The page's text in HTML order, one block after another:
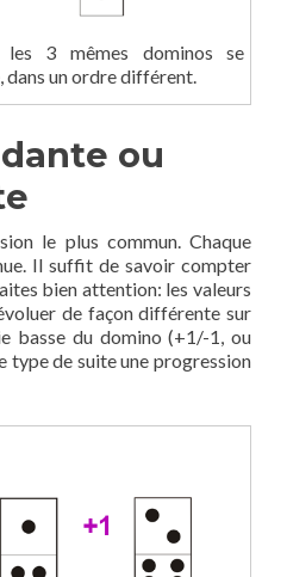
les 3 mêmes dominos se
dans un ordre différent.
ou
le plus commun. Chaque
Il suffit de savoir compter
bien attention: les valeurs
de façon différente sur
basse du domino (+1/-1, ou
type de suite une progression